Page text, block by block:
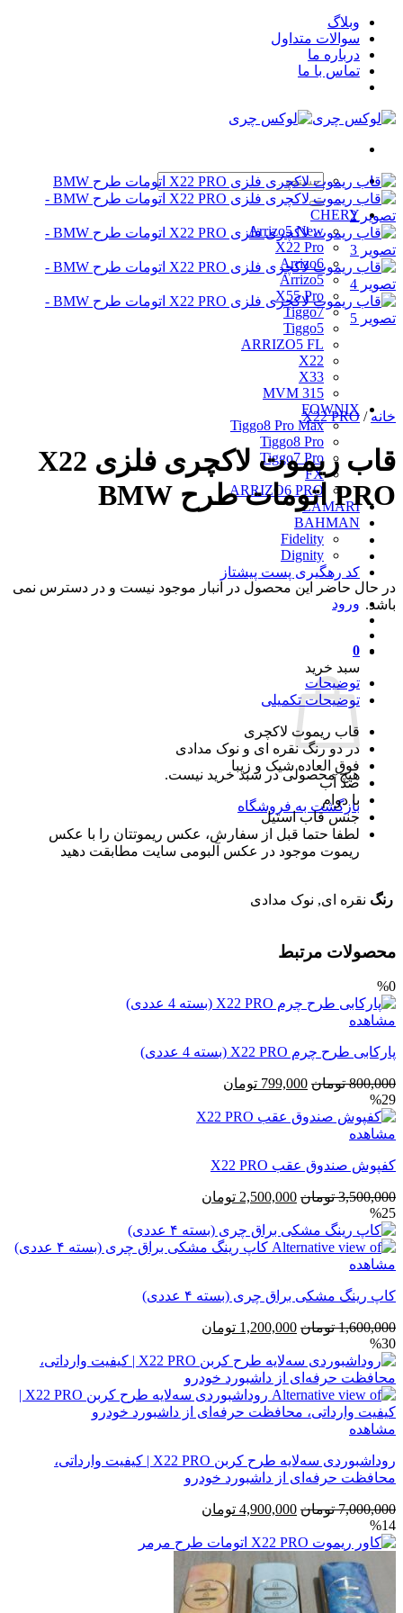
Skip
content
وبلاگ
سوالات متداول
درباره ما
تماس با ما
جستجو
برای:
CHERY
Arrizo5 New
X22 Pro
Arrizo6
Arrizo5
X55 Pro
Tiggo7
Tiggo5
ARRIZO5 FL
X22
X33
MVM 315
FOWNIX
Tiggo8 Pro Max
Tiggo8 Pro
Tiggo7 Pro
FX
ARRIZO6 PRO
LAMARI
BAHMAN
Fidelity
Dignity
کد رهگیری پست پیشتاز
ورود
0
سبد خرید
هیچ محصولی در سبد خرید نیست.
بازگشت به فروشگاه
خانه /
X22 PRO
قاب ریموت لاکچری فلزی X22
PRO اتومات طرح BMW
در حال حاضر این محصول در انبار موجود نیست و در دسترس نمی
باشد.
توضیحات
توضیحات تکمیلی
قاب ریموت لاکچری
در دو رنگ نقره ای و نوک مدادی
فوق العاده شیک و زیبا
ضد آب
با دوام
جنس قاب استیل
لطفا حتما قبل از سفارش، عکس ریموتتان را با عکس
ریموت موجود در عکس آلبومی سایت مطابقت دهید
رنگ نقره ای, نوک مدادی
محصولات مرتبط
%0
مشاهده
پارکابی طرح چرم X22 PRO (بسته 4 عددی)
800,000 تومان قیمت
800,000 تومان
799,000 تومان
%29
مشاهده
کفپوش صندوق عقب X22 PRO
3,500,000 تومان قیمت
3,500,000 تومان
بود.
2,500,000 تومان
2,500,000 تومان
است.
%25
مشاهده
کاپ رینگ مشکی براق چری (بسته ۴ عددی)
1,600,000 تومان قیمت
1,600,000 تومان
بود.
1,200,000 تومان
1,200,000 تومان
است.
%30
مشاهده
روداشبوردی سه‌لایه طرح کربن X22 PRO | کیفیت وارداتی،
محافظت حرفه‌ای از داشبورد خودرو
7,000,000 تومان قیمت
7,000,000 تومان
بود.
4,900,000 تومان
4,900,000 تومان
%14